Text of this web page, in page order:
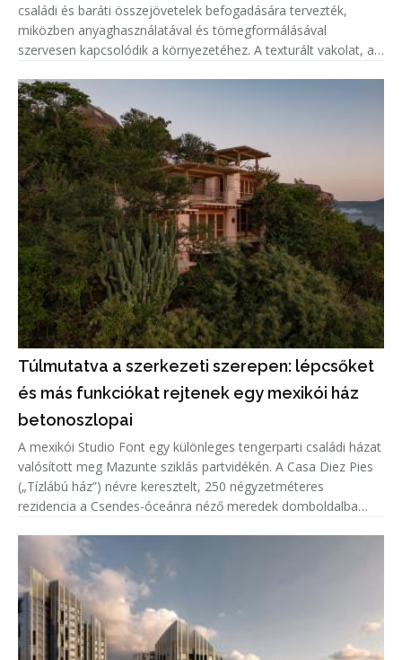
családi és baráti összejövetelek befogadására tervezték,
miközben anyaghasználatával és tömegformálásával
szervesen kapcsolódik a környezetéhez. A texturált vakolat, a
hagyományokra, vala
Túlmutatva a szerkezeti szerepen: lépcsőket
és más funkciókat rejtenek egy mexikói ház
betonoszlopai
A mexikói Studio Font egy különleges tengerparti családi házat
valósított meg Mazunte sziklás partvidékén. A Casa Diez Pies
(„Tízlábú ház”) névre keresztelt, 250 négyzetméteres
rezidencia a Csendes-óceánra néző meredek domboldalba
emeli a ter